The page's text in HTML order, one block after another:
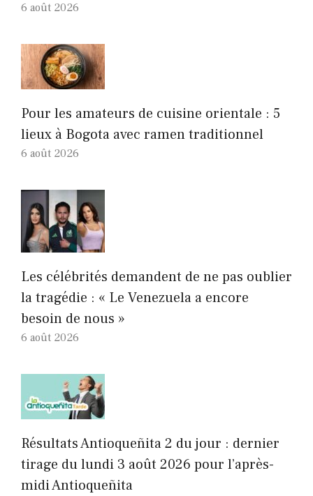
6 août 2026
Pour les amateurs de cuisine orientale : 5
lieux à Bogota avec ramen traditionnel
6 août 2026
Les célébrités demandent de ne pas oublier
la tragédie : « Le Venezuela a encore
besoin de nous »
6 août 2026
Résultats Antioqueñita 2 du jour : dernier
tirage du lundi 3 août 2026 pour l’après-
midi Antioqueñita